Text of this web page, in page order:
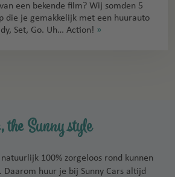
een bekende film? Wij somden 5
die je gemakkelijk met een huurauto
Set, Go. Uh… Action! »
Sunny style
100% zorgeloos rond kunnen
huur je bij Sunny Cars altijd